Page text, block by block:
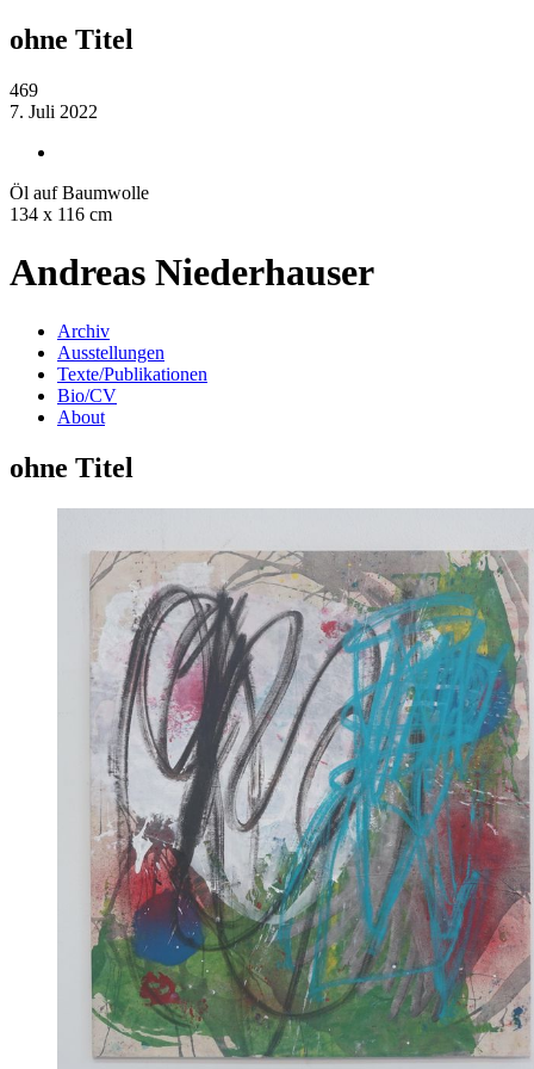
ohne Titel
469
7. Juli 2022
Öl auf Baumwolle
134 x 116 cm
Andreas Niederhauser
Archiv
Ausstellungen
Texte/Publikationen
Bio/CV
About
ohne Titel